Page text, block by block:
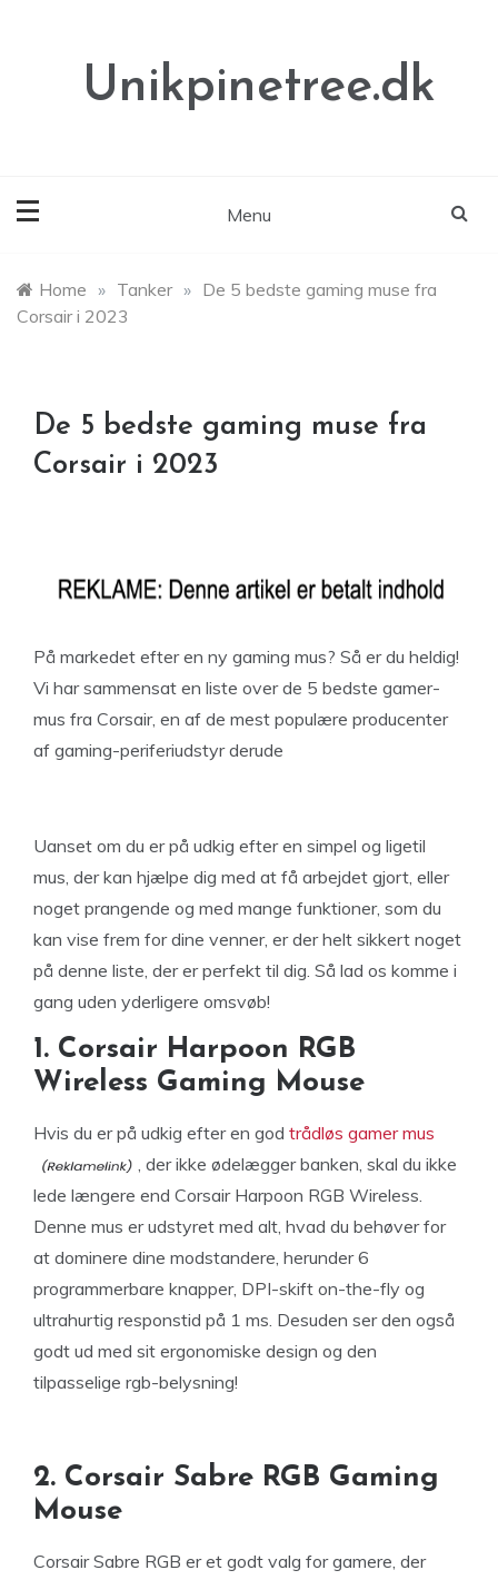
Unikpinetree.dk
Menu
Home » Tanker » De 5 bedste gaming muse fra
Corsair i 2023
De 5 bedste gaming muse fra
Corsair i 2023
På markedet efter en ny gaming mus? Så er du heldig!
Vi har sammensat en liste over de 5 bedste gamer-
mus fra Corsair, en af de mest populære producenter
af gaming-periferiudstyr derude
Uanset om du er på udkig efter en simpel og ligetil
mus, der kan hjælpe dig med at få arbejdet gjort, eller
noget prangende og med mange funktioner, som du
kan vise frem for dine venner, er der helt sikkert noget
på denne liste, der er perfekt til dig. Så lad os komme i
gang uden yderligere omsvøb!
1. Corsair Harpoon RGB
Wireless Gaming Mouse
Hvis du er på udkig efter en god trådløs gamer mus
, der ikke ødelægger banken, skal du ikke
lede længere end Corsair Harpoon RGB Wireless.
Denne mus er udstyret med alt, hvad du behøver for
at dominere dine modstandere, herunder 6
programmerbare knapper, DPI-skift on-the-fly og
ultrahurtig responstid på 1 ms. Desuden ser den også
godt ud med sit ergonomiske design og den
tilpasselige rgb-belysning!
2. Corsair Sabre RGB Gaming
Mouse
Corsair Sabre RGB er et godt valg for gamere, der